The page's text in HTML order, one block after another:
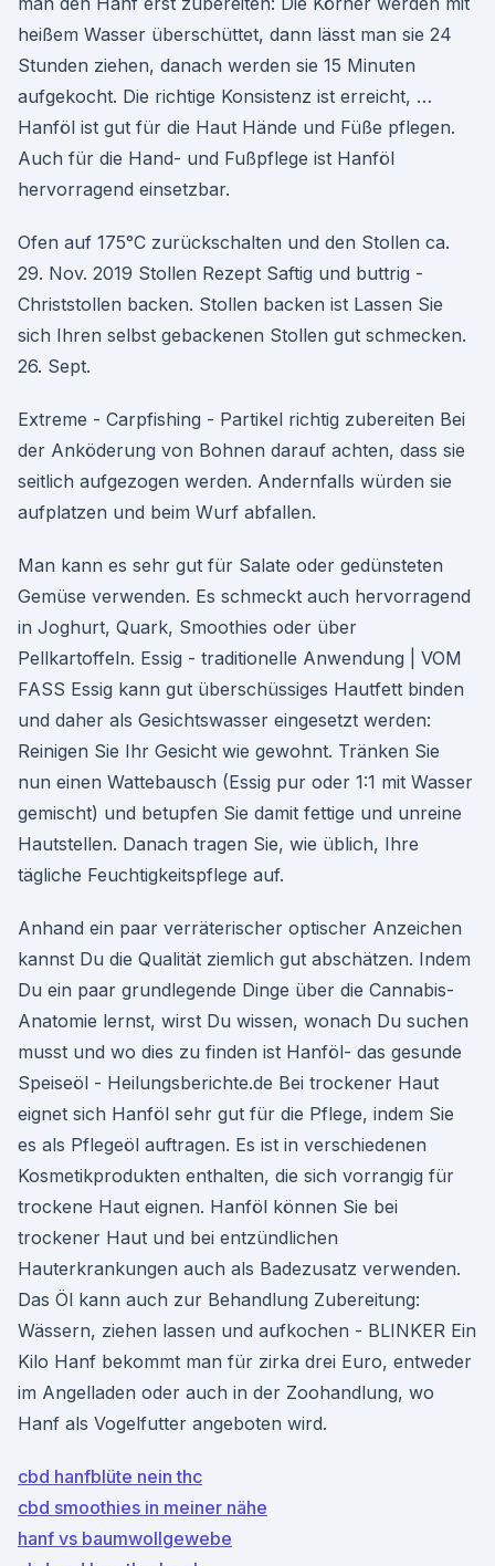
heißem Wasser überschüttet, dann lässt man sie 24
Stunden ziehen, danach werden sie 15 Mi­nuten
aufgekocht. Die richtige Konsistenz ist erreicht, …
Hanföl ist gut für die Haut Hände und Füße pflegen.
Auch für die Hand- und Fußpflege ist Hanföl
hervorragend einsetzbar.
Ofen auf 175°C zurückschalten und den Stollen ca.
29. Nov. 2019 Stollen Rezept Saftig und buttrig -
Christstollen backen. Stollen backen ist Lassen Sie
sich Ihren selbst gebackenen Stollen gut schmecken.
26. Sept.
Extreme - Carpfishing - Partikel richtig zubereiten Bei
der Anköderung von Bohnen darauf achten, dass sie
seitlich aufgezogen werden. Andernfalls würden sie
aufplatzen und beim Wurf abfallen.
Man kann es sehr gut für Salate oder gedünsteten
Gemüse verwenden. Es schmeckt auch hervorragend
in Joghurt, Quark, Smoothies oder über
Pellkartoffeln. Essig - traditionelle Anwendung | VOM
FASS Essig kann gut überschüssiges Hautfett binden
und daher als Gesichtswasser eingesetzt werden:
Reinigen Sie Ihr Gesicht wie gewohnt. Tränken Sie
nun einen Wattebausch (Essig pur oder 1:1 mit Wasser
gemischt) und betupfen Sie damit fettige und unreine
Hautstellen. Danach tragen Sie, wie üblich, Ihre
tägliche Feuchtigkeitspflege auf.
Anhand ein paar verräterischer optischer Anzeichen
kannst Du die Qualität ziemlich gut abschätzen. Indem
Du ein paar grundlegende Dinge über die Cannabis-
Anatomie lernst, wirst Du wissen, wonach Du suchen
musst und wo dies zu finden ist Hanföl- das gesunde
Speiseöl - Heilungsberichte.de Bei trockener Haut
eignet sich Hanföl sehr gut für die Pflege, indem Sie
es als Pflegeöl auftragen. Es ist in verschiedenen
Kosmetikprodukten enthalten, die sich vorrangig für
trockene Haut eignen. Hanföl können Sie bei
trockener Haut und bei entzündlichen
Hauterkrankungen auch als Badezusatz verwenden.
Das Öl kann auch zur Behandlung Zubereitung:
Wässern, ziehen lassen und aufkochen - BLINKER Ein
Kilo Hanf bekommt man für zirka drei Euro, entweder
im Angelladen oder auch in der Zoohandlung, wo
Hanf als Vogelfutter angeboten wird.
cbd hanfblüte nein thc
cbd smoothies in meiner nähe
hanf vs baumwollgewebe